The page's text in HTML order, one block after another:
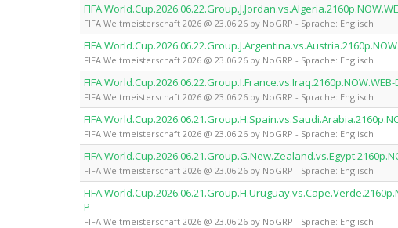
FIFA Weltmeisterschaft 2026 @ 23.06.26 by NoGRP - Sprache: Englisch
FIFA Weltmeisterschaft 2026 @ 23.06.26 by NoGRP - Sprache: Englisch
FIFA.World.Cup.2026.06.22.Group.I.France.vs.Iraq.2160p.NOW.WEB-
FIFA Weltmeisterschaft 2026 @ 23.06.26 by NoGRP - Sprache: Englisch
FIFA Weltmeisterschaft 2026 @ 23.06.26 by NoGRP - Sprache: Englisch
FIFA Weltmeisterschaft 2026 @ 23.06.26 by NoGRP - Sprache: Englisch
P
FIFA Weltmeisterschaft 2026 @ 23.06.26 by NoGRP - Sprache: Englisch